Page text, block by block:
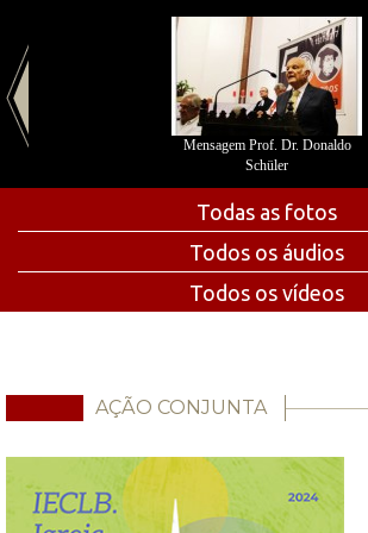
Mensagem Prof. Dr. Donaldo
Schüler
Todas as fotos
Todos os áudios
Todos os vídeos
AÇÃO CONJUNTA